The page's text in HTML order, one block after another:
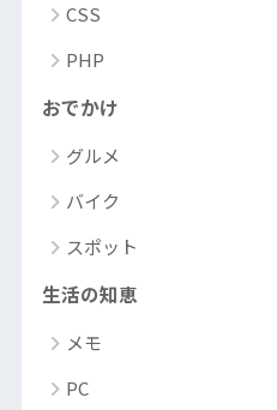
CSS
PHP
おでかけ
グルメ
バイク
スポット
生活の知恵
メモ
PC